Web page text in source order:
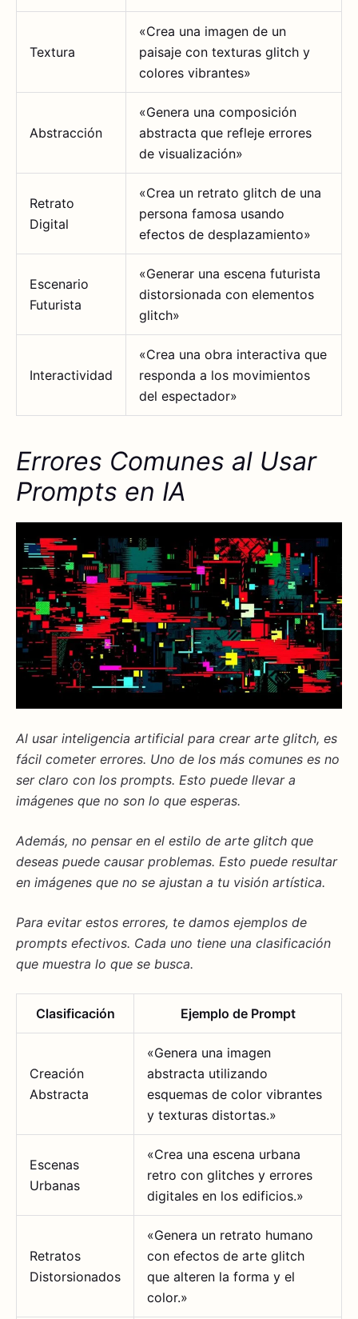
Textura
«Crea una imagen de un
paisaje con texturas glitch y
colores vibrantes»
Abstracción
«Genera una composición
abstracta que refleje errores
de visualización»
Retrato
Digital
«Crea un retrato glitch de una
persona famosa usando
efectos de desplazamiento»
Escenario
Futurista
«Generar una escena futurista
distorsionada con elementos
glitch»
Interactividad
«Crea una obra interactiva que
responda a los movimientos
del espectador»
Errores Comunes al Usar
Prompts en IA
Al usar inteligencia artificial para crear arte glitch, es
fácil cometer errores. Uno de los más comunes es no
ser claro con los prompts. Esto puede llevar a
imágenes que no son lo que esperas.
Además, no pensar en el estilo de arte glitch que
deseas puede causar problemas. Esto puede resultar
en imágenes que no se ajustan a tu visión artística.
Para evitar estos errores, te damos ejemplos de
prompts efectivos. Cada uno tiene una clasificación
que muestra lo que se busca.
Clasificación Ejemplo de Prompt
Creación
Abstracta
«Genera una imagen
abstracta utilizando
esquemas de color vibrantes
y texturas distortas.»
Escenas
Urbanas
«Crea una escena urbana
retro con glitches y errores
digitales en los edificios.»
Retratos
Distorsionados
«Genera un retrato humano
con efectos de arte glitch
que alteren la forma y el
color.»